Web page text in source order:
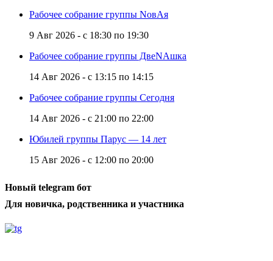
Рабочее собрание группы NовАя
9 Авг 2026 - с 18:30 по 19:30
Рабочее собрание группы ДвеNAшка
14 Авг 2026 - с 13:15 по 14:15
Рабочее собрание группы Сегодня
14 Авг 2026 - с 21:00 по 22:00
Юбилей группы Парус — 14 лет
15 Авг 2026 - с 12:00 по 20:00
Новый telegram бот
Для новичка, родственника и участника